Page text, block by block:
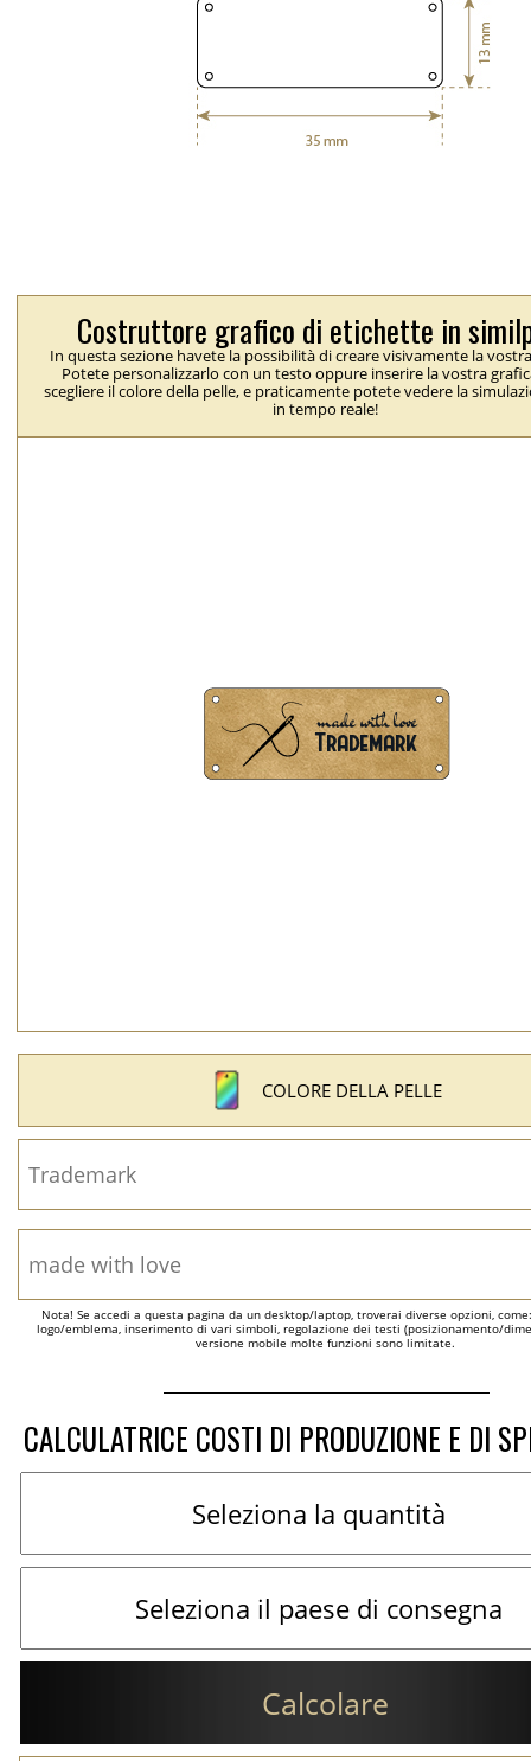
Costruttore grafico di etichette in
In questa sezione havete la possibilità di creare visivamente la
Potete personalizzarlo con un testo oppure inserire la vostra
scegliere il colore della pelle, e praticamente potete vedere la
in tempo reale!
COLORE DELLA PELLE
Nota! Se accedi a questa pagina da un desktop/laptop, troverai diverse opzioni,
logo/emblema, inserimento di vari simboli, regolazione dei testi (posizionamento/
versione mobile molte funzioni sono limitate.
CALCULATRICE COSTI DI PRODUZIONE E DI
Calcolare